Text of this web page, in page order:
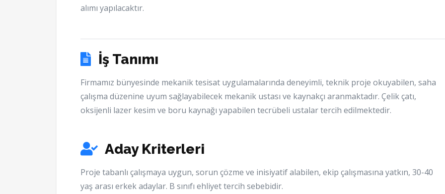
alımı yapılacaktır.
İş Tanımı
Firmamız bünyesinde mekanik tesisat uygulamalarında deneyimli, teknik proje okuyabilen, saha
çalışma düzenine uyum sağlayabilecek mekanik ustası ve kaynakçı aranmaktadır. Çelik çatı,
oksijenli lazer kesim ve boru kaynağı yapabilen tecrübeli ustalar tercih edilmektedir.
Aday Kriterleri
Proje tabanlı çalışmaya uygun, sorun çözme ve inisiyatif alabilen, ekip çalışmasına yatkın, 30-40
yaş arası erkek adaylar. B sınıfı ehliyet tercih sebebidir.